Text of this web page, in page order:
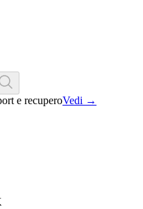
e recuperoVedi →